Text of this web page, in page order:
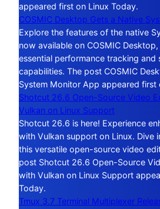
appeared first on Linux Today.
COSMIC Desktop Gets a Native
Explore the features of the native
now available on COSMIC
essential performance tracking and
capabilities. The post COSMIC
System Monitor App appeared first
Shotcut 26.6 Open-Source Video
Vulkan on Linux Support
Shotcut 26.6 is here! Experience
with Vulkan support on Linux. Dive
this versatile open-source video
post Shotcut 26.6 Open-Source
with Vulkan on Linux Support
Today.
Tmux 3.7 Terminal Multiplexer